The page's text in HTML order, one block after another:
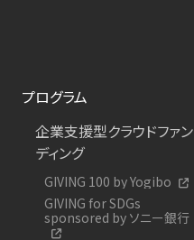
プログラム
企業支援型クラウドファン
ディング
GIVING 100 by Yogibo
GIVING for SDGs
sponsored by ソニー銀行